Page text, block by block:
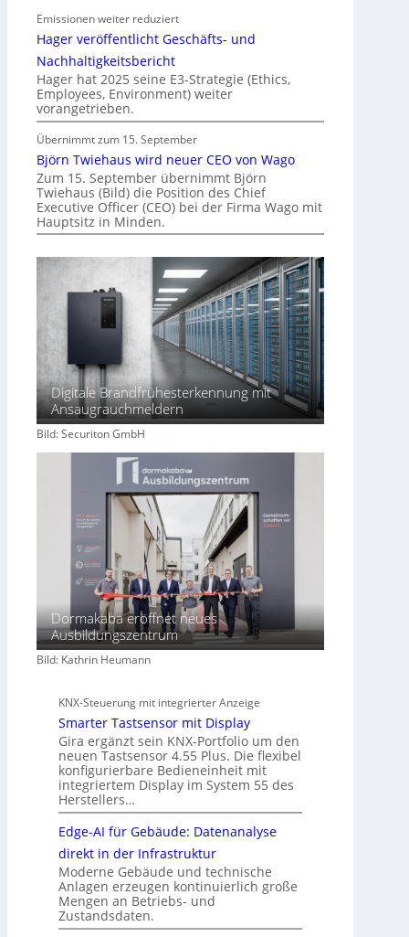
h
a
f
.
Emissionen weiter reduziert
Hager veröffentlicht Geschäfts- und
Nachhaltigkeitsbericht
Hager hat 2025 seine E3-Strategie (Ethics,
Employees, Environment) weiter
vorangetrieben.
Übernimmt zum 15. September
Björn Twiehaus wird neuer CEO von Wago
Zum 15. September übernimmt Björn
Twiehaus (Bild) die Position des Chief
Executive Officer (CEO) bei der Firma Wago mit
Hauptsitz in Minden.
Digitale Brandfrühesterkennung mit
Ansaugrauchmeldern
Bild: Securiton GmbH
Dormakaba eröffnet neues
Ausbildungszentrum
Bild: Kathrin Heumann
KNX-Steuerung mit integrierter Anzeige
Smarter Tastsensor mit Display
Gira ergänzt sein KNX-Portfolio um den
neuen Tastsensor 4.55 Plus. Die flexibel
konfigurierbare Bedieneinheit mit
integriertem Display im System 55 des
Herstellers…
Edge-AI für Gebäude: Datenanalyse
direkt in der Infrastruktur
Moderne Gebäude und technische
Anlagen erzeugen kontinuierlich große
Mengen an Betriebs- und
Zustandsdaten.